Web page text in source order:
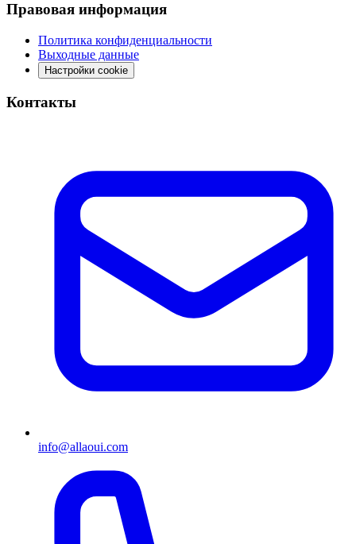
Правовая информация
Политика конфиденциальности
Выходные данные
Настройки cookie
Контакты
info@allaoui.com